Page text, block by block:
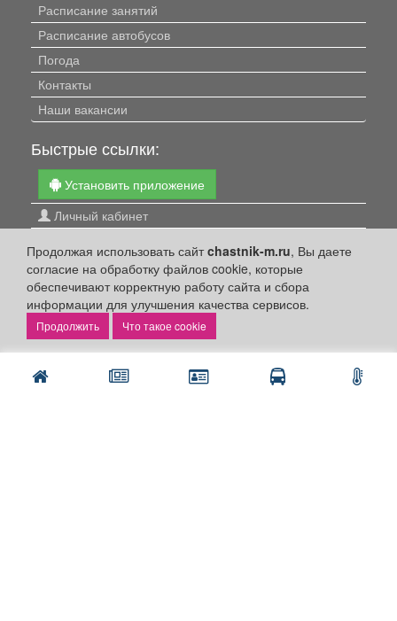
Продолжая использовать сайтchastnik-m.ru, Вы даете
согласие на обработку файлов cookie, которые
обеспечивают корректную работу сайта и сбора
информации для улучшения качества сервисов.
Что такое cookie
Расписание занятий
Расписание автобусов
Погода
Контакты
Наши вакансии
Быстрые ссылки:
Установить приложение
Личный кабинет
Подать объявление в газету
Поздравить
Скачать газету "Частник-М"
Рекламодателям:
Бизнес-кабинет